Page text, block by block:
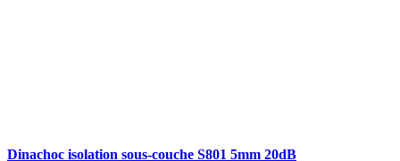
Dinachoc isolation sous-couche S801 5mm 20dB